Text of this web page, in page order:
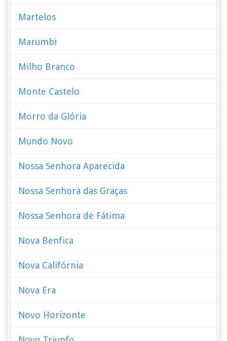
Martelos
Marumbi
Milho Branco
Monte Castelo
Morro da Glória
Mundo Novo
Nossa Senhora Aparecida
Nossa Senhora das Graças
Nossa Senhora de Fátima
Nova Benfica
Nova Califórnia
Nova Era
Novo Horizonte